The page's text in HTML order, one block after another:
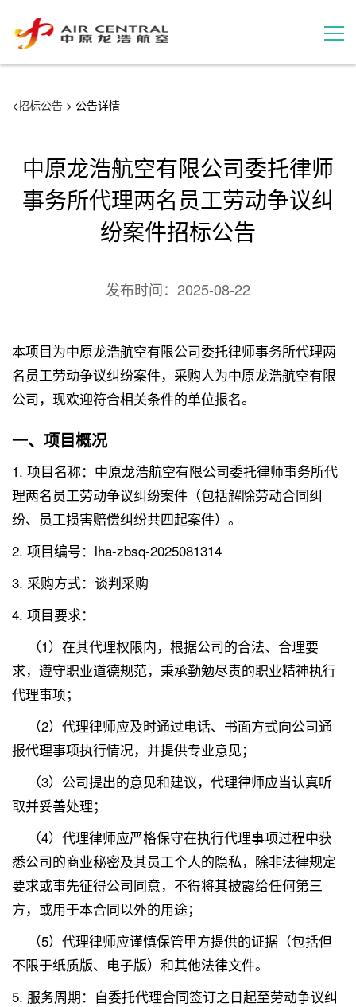
用户案例
<招标公告 > 公告详情
中原龙浩航空有限公司委托律师
事务所代理两名员工劳动争议纠
纷案件招标公告
发布时间： 2025-08-22
本项目为中原龙浩航空有限公司委托律师事务所代理两
名员工劳动争议纠纷案件，采购人为中原龙浩航空有限
公司，现欢迎符合相关条件的单位报名。
一、项目概况
1. 项目名称：中原龙浩航空有限公司委托律师事务所代
理两名员工劳动争议纠纷案件（包括解除劳动合同纠
纷、员工损害赔偿纠纷共四起案件）。
2. 项目编号：lha-zbsq-2025081314
3. 采购方式：谈判采购
4. 项目要求：
（1）在其代理权限内，根据公司的合法、合理要
求，遵守职业道德规范，秉承勤勉尽责的职业精神执行
代理事项；
（2）代理律师应及时通过电话、书面方式向公司通
报代理事项执行情况，并提供专业意见；
（3）公司提出的意见和建议，代理律师应当认真听
取并妥善处理；
（4）代理律师应严格保守在执行代理事项过程中获
悉公司的商业秘密及其员工个人的隐私，除非法律规定
要求或事先征得公司同意，不得将其披露给任何第三
方，或用于本合同以外的用途；
（5）代理律师应谨慎保管甲方提供的证据（包括但
不限于纸质版、电子版）和其他法律文件。
5. 服务周期：自委托代理合同签订之日起至劳动争议纠